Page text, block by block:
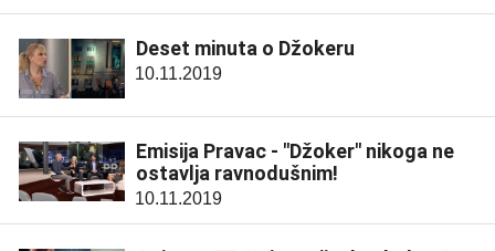
Deset minuta o Džokeru
10.11.2019
Emisija Pravac - "Džoker" nikoga ne
ostavlja ravnodušnim!
10.11.2019